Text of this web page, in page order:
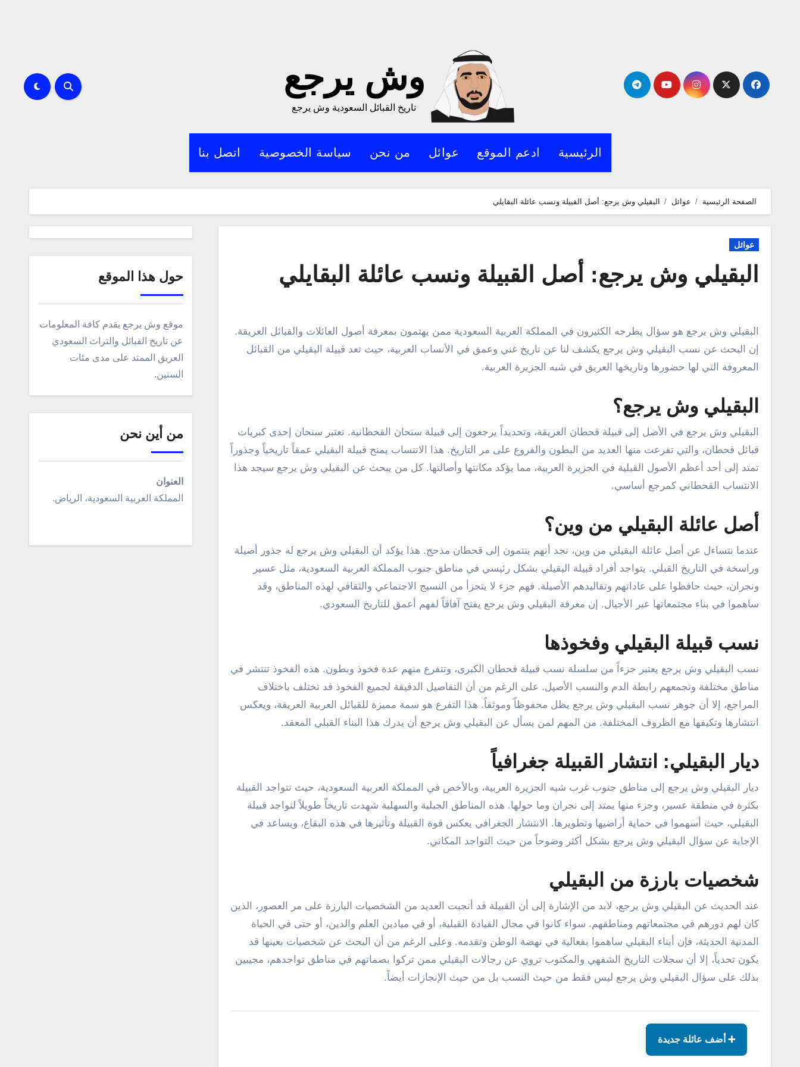
وش يرجع
تاريخ القبائل السعودية وش يرجع
الرئيسية ادعم الموقع عوائل من نحن سياسة الخصوصية اتصل بنا
الصفحة الرئيسية عوائل البقيلي وش يرجع: أصل القبيلة ونسب عائلة البقايلي
عوائل
البقيلي وش يرجع: أصل القبيلة ونسب عائلة البقايلي
إن البحث عن نسب البقيلي وش يرجع يكشف لنا عن تاريخ غني وعمق في الأنساب العربية، حيث تعد قبيلة البقيلي من القبائل
المعروفة التي لها حضورها وتاريخها العريق في شبه الجزيرة العربية.
البقيلي وش يرجع؟
البقيلي وش يرجع في الأصل إلى قبيلة قحطان العريقة، وتحديداً يرجعون إلى قبيلة سنحان القحطانية. تعتبر سنحان إحدى كبريات
قبائل قحطان، والتي تفرعت منها العديد من البطون والفروع على مر التاريخ. هذا الانتساب يمنح قبيلة البقيلي عمقاً تاريخياً وجذوراً
تمتد إلى أحد أعظم الأصول القبلية في الجزيرة العربية، مما يؤكد مكانتها وأصالتها. كل من يبحث عن البقيلي وش يرجع سيجد هذا
الانتساب القحطاني كمرجع أساسي.
أصل عائلة البقيلي من وين؟
عندما نتساءل عن أصل عائلة البقيلي من وين، نجد أنهم ينتمون إلى قحطان مذحج. هذا يؤكد أن البقيلي وش يرجع له جذور أصيلة
وراسخة في التاريخ القبلي. يتواجد أفراد قبيلة البقيلي بشكل رئيسي في مناطق جنوب المملكة العربية السعودية، مثل عسير
ونجران، حيث حافظوا على عاداتهم وتقاليدهم الأصيلة. فهم جزء لا يتجزأ من النسيج الاجتماعي والثقافي لهذه المناطق، وقد
ساهموا في بناء مجتمعاتها عبر الأجيال. إن معرفة البقيلي وش يرجع يفتح آفاقاً لفهم أعمق للتاريخ السعودي.
نسب قبيلة البقيلي وفخوذها
نسب البقيلي وش يرجع يعتبر جزءاً من سلسلة نسب قبيلة قحطان الكبرى، وتتفرع منهم عدة فخوذ وبطون. هذه الفخوذ تنتشر في
مناطق مختلفة وتجمعهم رابطة الدم والنسب الأصيل. على الرغم من أن التفاصيل الدقيقة لجميع الفخوذ قد تختلف باختلاف
المراجع، إلا أن جوهر نسب البقيلي وش يرجع يظل محفوظاً وموثقاً. هذا التفرع هو سمة مميزة للقبائل العربية العريقة، ويعكس
انتشارها وتكيفها مع الظروف المختلفة. من المهم لمن يسأل عن البقيلي وش يرجع أن يدرك هذا البناء القبلي المعقد.
ديار البقيلي: انتشار القبيلة جغرافياً
ديار البقيلي وش يرجع إلى مناطق جنوب غرب شبه الجزيرة العربية، وبالأخص في المملكة العربية السعودية، حيث تتواجد القبيلة
بكثرة في منطقة عسير، وجزء منها يمتد إلى نجران وما حولها. هذه المناطق الجبلية والسهلية شهدت تاريخاً طويلاً لتواجد قبيلة
البقيلي، حيث أسهموا في حماية أراضيها وتطويرها. الانتشار الجغرافي يعكس قوة القبيلة وتأثيرها في هذه البقاع، ويساعد في
الإجابة عن سؤال البقيلي وش يرجع بشكل أكثر وضوحاً من حيث التواجد المكاني.
شخصيات بارزة من البقيلي
عند الحديث عن البقيلي وش يرجع، لابد من الإشارة إلى أن القبيلة قد أنجبت العديد من الشخصيات البارزة على مر العصور، الذين
كان لهم دورهم في مجتمعاتهم ومناطقهم. سواء كانوا في مجال القيادة القبلية، أو في ميادين العلم والدين، أو حتى في الحياة
المدنية الحديثة، فإن أبناء البقيلي ساهموا بفعالية في نهضة الوطن وتقدمه. وعلى الرغم من أن البحث عن شخصيات بعينها قد
يكون تحدياً، إلا أن سجلات التاريخ الشفهي والمكتوب تروي عن رجالات البقيلي ممن تركوا بصماتهم في مناطق تواجدهم، مجيبين
بذلك على سؤال البقيلي وش يرجع ليس فقط من حيث النسب بل من حيث الإنجازات أيضاً.
➕ أضف عائلة جديدة
حول هذا الموقع
موقع وش يرجع يقدم كافة المعلومات
عن تاريخ القبائل والتراث السعودي
العريق الممتد على مدى مئات
السنين.
من أين نحن
العنوان
المملكة العربية السعودية، الرياض.